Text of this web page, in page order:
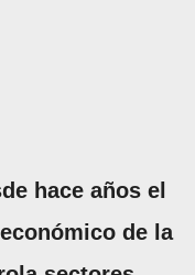
hace años el
de la